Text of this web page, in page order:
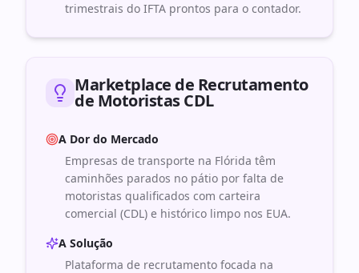
trimestrais do IFTA prontos para o contador.
Marketplace de Recrutamento
de Motoristas CDL
A Dor do Mercado
Empresas de transporte na Flórida têm
caminhões parados no pátio por falta de
motoristas qualificados com carteira
comercial (CDL) e histórico limpo nos EUA.
A Solução
Plataforma de recrutamento focada na